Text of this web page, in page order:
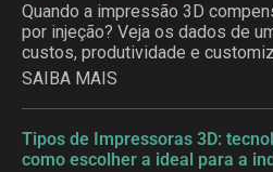
Quando a impressão 3D
por injeção? Veja os dados de
custos, produtividade e
SAIBA MAIS
Tipos de Impressoras 3D:
como escolher a ideal para a